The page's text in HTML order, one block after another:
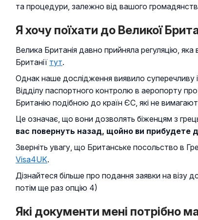
та процедури, залежно від вашого
Я хочу поїхати до Великої
Велика Британія давно прийняла регуляцію,
Британії тут.
Однак наше дослідження виявило суперечливу
Відділу паспортного контролю в аеропорту
Британію подібною до країн ЄС, які не
Це означає, що вони дозволять біженцям з
вас повернуть назад, щойно ви прибудете
Зверніть увагу, що Британське посольство в
Visa4UK.
Дізнайтеся більше про подання заявки на візу
потім ще раз опцію 4)
Які документи мені потрібно